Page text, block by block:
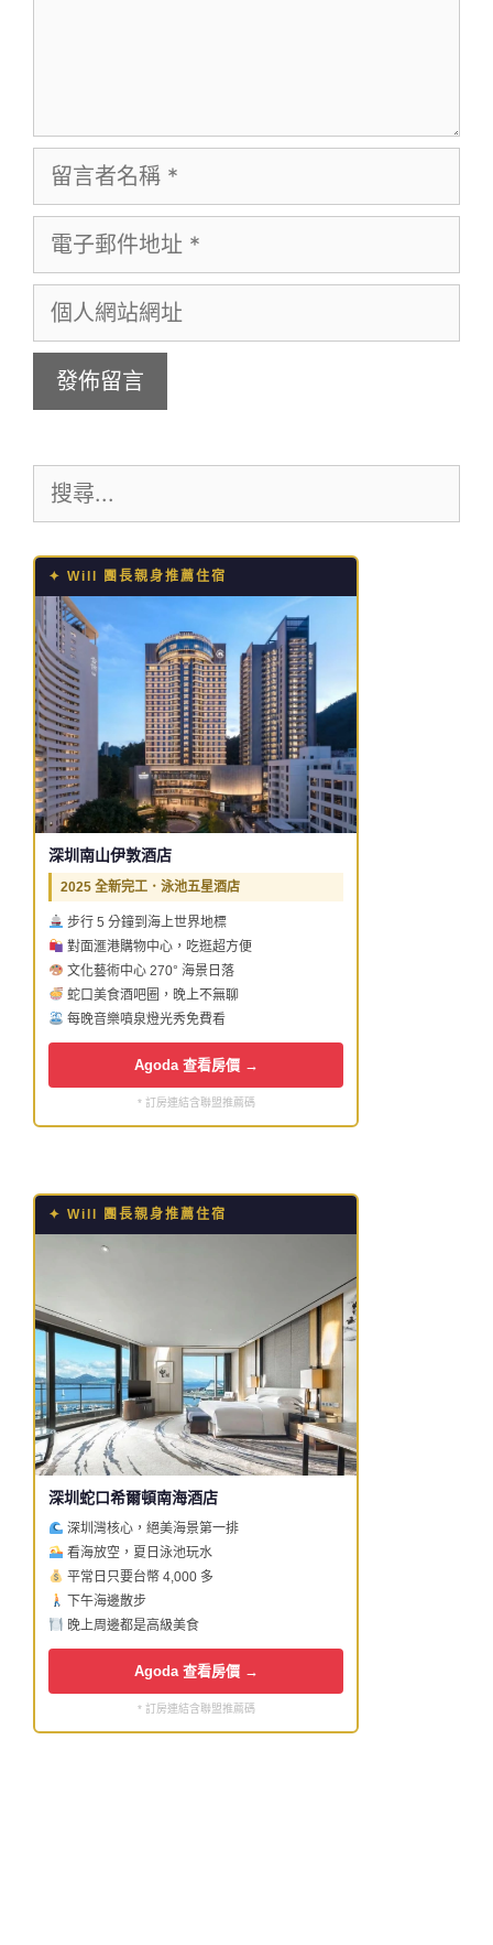
留
言
者
名
電
子
郵
件
個
人
網
址
✦ Will 團長親身推薦住宿
深圳南山伊敦酒店
2025 全新完工．泳池五星酒店
步行 5 分鐘到海上世界地標
對面滙港購物中心，吃逛超方便
文化藝術中心 270° 海景日落
蛇口美食酒吧圈，晚上不無聊
每晚音樂噴泉燈光秀免費看
Agoda 查看房價 →
* 訂房連結含聯盟推薦碼
✦ Will 團長親身推薦住宿
深圳蛇口希爾頓南海酒店
深圳灣核心，絕美海景第一排
看海放空，夏日泳池玩水
平常日只要台幣 4,000 多
下午海邊散步
晚上周邊都是高級美食
Agoda 查看房價 →
* 訂房連結含聯盟推薦碼